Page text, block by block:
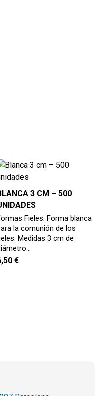
3 CM – 500
Fieles: Forma blanca
la comunión de los
Medidas 3 cm de
€